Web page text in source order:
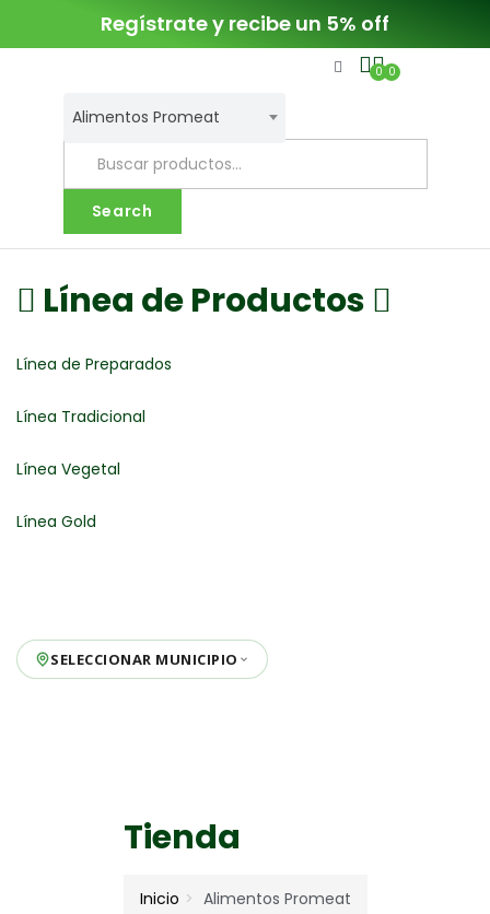
Regístrate y recibe un 5% off
0
0
Alimentos Promeat
Search
Línea de Productos
Línea de Preparados
Línea Tradicional
Línea Vegetal
Línea Gold
SELECCIONAR MUNICIPIO
Tienda
Inicio Alimentos Promeat